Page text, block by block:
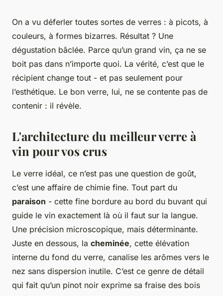
On a vu déferler toutes sortes de verres : à picots, à
couleurs, à formes bizarres. Résultat ? Une
dégustation bâclée. Parce qu’un grand vin, ça ne se
boit pas dans n’importe quoi. La vérité, c’est que le
récipient change tout - et pas seulement pour
l’esthétique. Le bon verre, lui, ne se contente pas de
contenir : il révèle.
L'architecture du meilleur verre à
vin pour vos crus
Le verre idéal, ce n’est pas une question de goût,
c’est une affaire de chimie fine. Tout part du
paraison - cette fine bordure au bord du buvant qui
guide le vin exactement là où il faut sur la langue.
Une précision microscopique, mais déterminante.
Juste en dessous, la cheminée, cette élévation
interne du fond du verre, canalise les arômes vers le
nez sans dispersion inutile. C’est ce genre de détail
qui fait qu’un pinot noir exprime sa fraise des bois